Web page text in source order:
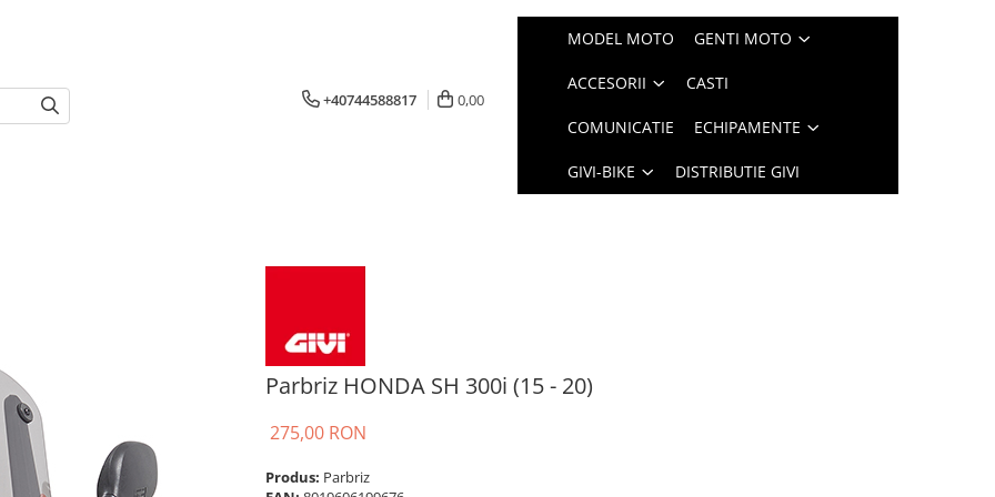
+40744588817 0,00
MODEL MOTO GENTI MOTO
ACCESORII CASTI
COMUNICATIE ECHIPAMENTE
GIVI-BIKE DISTRIBUTIE GIVI
Parbriz HONDA SH 300i (15 - 20)
275,00 RON
Produs: Parbriz